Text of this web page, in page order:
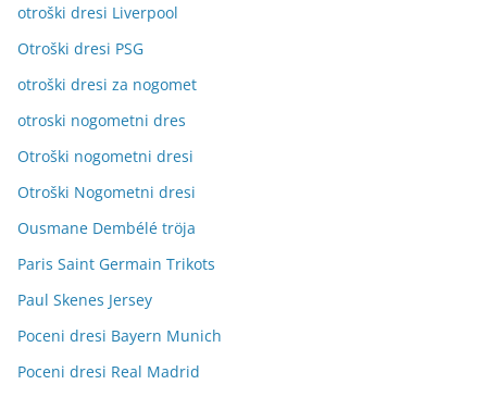
otroški dresi Liverpool
Otroški dresi PSG
otroški dresi za nogomet
otroski nogometni dres
Otroški nogometni dresi
Otroški Nogometni dresi
Ousmane Dembélé tröja
Paris Saint Germain Trikots
Paul Skenes Jersey
Poceni dresi Bayern Munich
Poceni dresi Real Madrid